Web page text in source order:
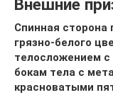
Внешние
Спинная сторона
грязно-белого
телосложением
бокам тела с
красноватыми